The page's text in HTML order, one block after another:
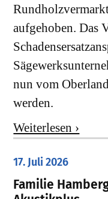
aufgehoben. Das
nun vom
werden.
Weiterlesen ›
17. Juli 2026
Familie